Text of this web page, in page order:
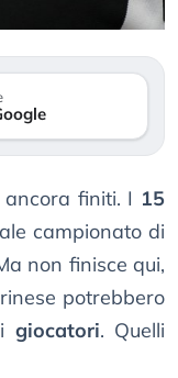
finiti. I 15
campionato di
non finisce qui,
potrebbero
giocatori. Quelli